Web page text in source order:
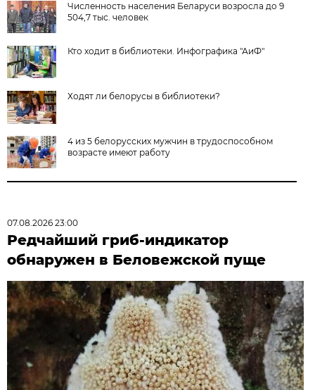
Численность населения Беларуси возросла до 9
504,7 тыс. человек
Кто ходит в библиотеки. Инфографика "АиФ"
Ходят ли белорусы в библиотеки?
4 из 5 белорусских мужчин в трудоспособном
возрасте имеют работу
07.08.2026 23:00
Редчайший гриб-индикатор
обнаружен в Беловежской пуще